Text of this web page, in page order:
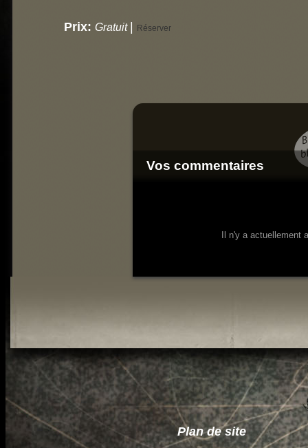
Prix: Gratuit Réserver
Vos commentaires
Il n'y a actuellement
Plan de site